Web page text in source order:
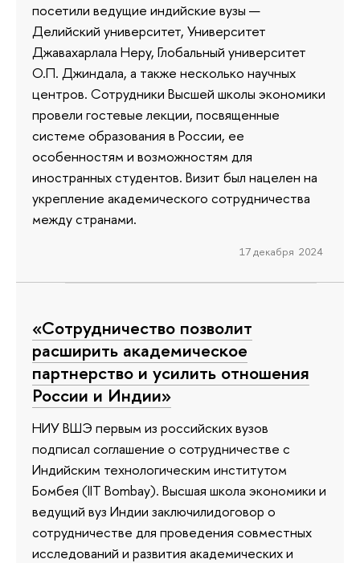
посетили ведущие индийские вузы —
Делийский университет, Университет
Джавахарлала Неру, Глобальный университет
О.П. Джиндала, а также несколько научных
центров. Сотрудники Высшей школы экономики
провели гостевые лекции, посвященные
системе образования в России, ее
особенностям и возможностям для
иностранных студентов. Визит был нацелен на
укрепление академического сотрудничества
между странами.
17 декабря 2024
«Сотрудничество позволит
расширить академическое
партнерство и усилить отношения
России и Индии»
НИУ ВШЭ первым из российских вузов
подписал соглашение о сотрудничестве с
Индийским технологическим институтом
Бомбея (IIT Bombay). Высшая школа экономики и
ведущий вуз Индии заключилидоговор о
сотрудничестве для проведения совместных
исследований и развития академических и